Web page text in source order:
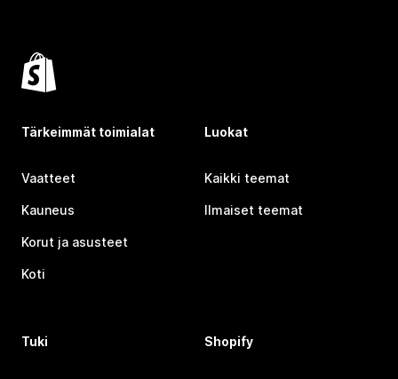
Tärkeimmät toimialat
Vaatteet
Kauneus
Korut ja asusteet
Koti
Luokat
Kaikki teemat
Ilmaiset teemat
Tuki Shopify